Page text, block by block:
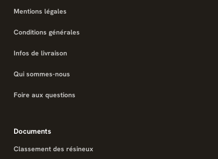
Mentions légales
Conditions générales
Infos de livraison
Qui sommes-nous
Foire aux questions
Documents
Classement des résineux